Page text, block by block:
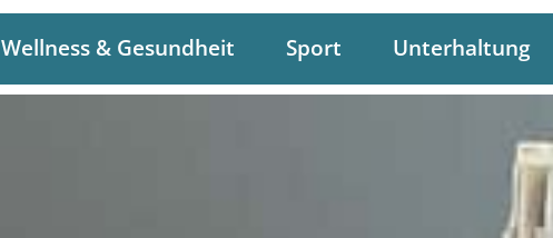
Wellness & Gesundheit Sport Unterhaltung